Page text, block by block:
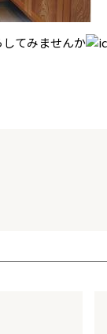
てみませんか